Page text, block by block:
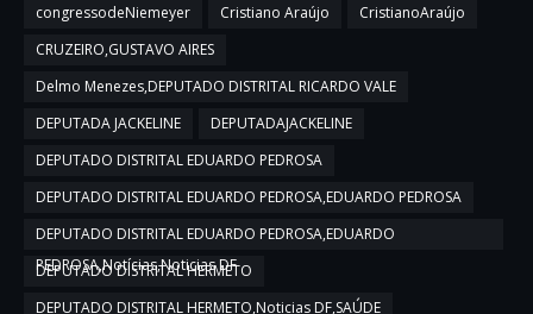
congressodeNiemeyer
Cristiano Araújo
CristianoAraújo
CRUZEIRO,GUSTAVO AIRES
Delmo Menezes,DEPUTADO DISTRITAL RICARDO VALE
DEPUTADA JACKELINE
DEPUTADAJACKELINE
DEPUTADO DISTRITAL EDUARDO PEDROSA
DEPUTADO DISTRITAL EDUARDO PEDROSA,EDUARDO PEDROSA
DEPUTADO DISTRITAL EDUARDO PEDROSA,EDUARDO
PEDROSA,Notícias,Noticias DF
DEPUTADO DISTRITAL HERMETO
DEPUTADO DISTRITAL HERMETO,Noticias DF,SAÚDE